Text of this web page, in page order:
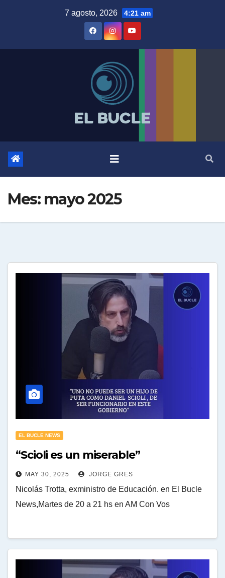
7 agosto, 2026 4:21 am
Mes: mayo 2025
EL BUCLE NEWS
“Scioli es un miserable”
MAY 30, 2025 JORGE GRES
Nicolás Trotta, exministro de Educación. en El Bucle
News,Martes de 20 a 21 hs en AM Con Vos